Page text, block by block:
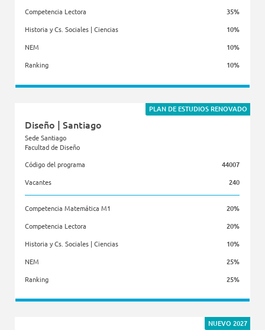
Competencia Lectora 35%
Historia y Cs. Sociales | Ciencias 10%
NEM 10%
Ranking 10%
Facultad de Diseño
PLAN DE ESTUDIOS RENOVADO
Diseño | Santiago
Sede Santiago
Facultad de Diseño
Código del programa
44007
Vacantes 240
Competencia Matemática M1 20%
Competencia Lectora 20%
Historia y Cs. Sociales | Ciencias 10%
NEM 25%
Ranking 25%
Facultad de Diseño
NUEVO 2027